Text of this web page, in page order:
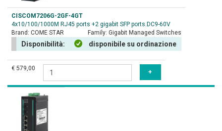
CISCOM7206G-2GF-4GT
4x10/100/1000M RJ45 ports +2 gigabit SFP ports.DC9-60V
Brand: COME STAR Family: Gigabit Managed Switches
Disponibilità: disponibile su ordinazione
€ 579,00